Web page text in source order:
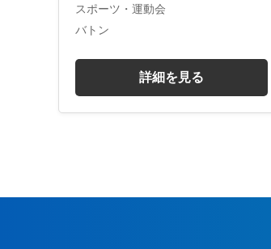
スポーツ・運動会
バトン
詳細を見る